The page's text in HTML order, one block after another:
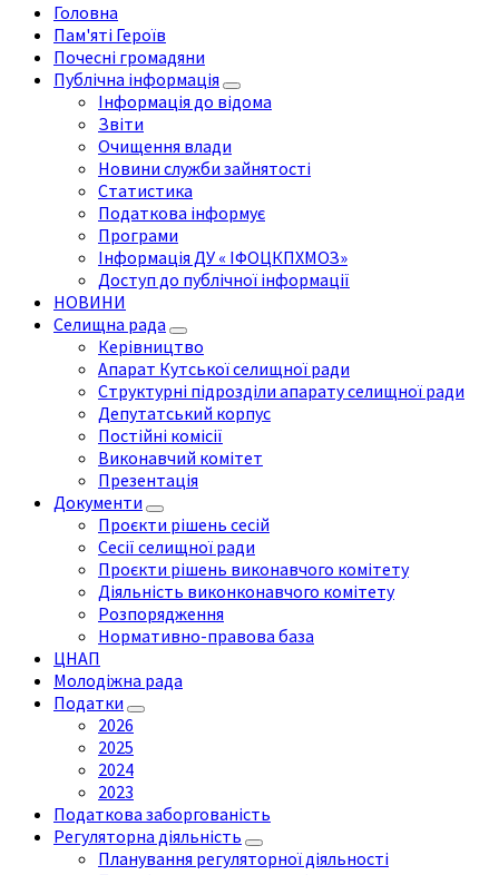
Головна
Пам'яті Героїв
Почесні громадяни
Публічна інформація
Інформація до відома
Звіти
Очищення влади
Новини служби зайнятості
Статистика
Податкова інформує
Програми
Інформація ДУ « ІФОЦКПХМОЗ»
Доступ до публічної інформації
НОВИНИ
Селищна рада
Керівництво
Апарат Кутської селищної ради
Структурні підрозділи апарату селищної ради
Депутатський корпус
Постійні комісії
Виконавчий комітет
Презентація
Документи
Проєкти рішень сесій
Сесії селищної ради
Проєкти рішень виконавчого комітету
Діяльність виконконавчого комітету
Розпорядження
Нормативно-правова база
ЦНАП
Молодіжна рада
Податки
2026
2025
2024
2023
Податкова заборгованість
Регуляторна діяльність
Планування регуляторної діяльності